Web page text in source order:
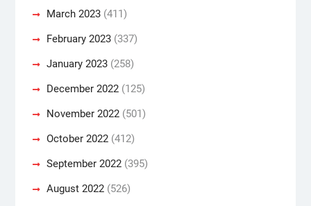
March 2023(411)
February 2023(337)
January 2023(258)
December 2022(125)
November 2022(501)
October 2022(412)
September 2022(395)
August 2022(526)